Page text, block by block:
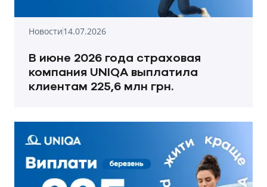
Новости14.07.2026
В июне 2026 года страховая
компания UNIQA выплатила
клиентам 225,6 млн грн.